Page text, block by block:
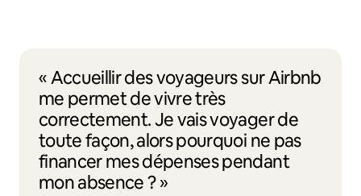
« Accueillir des voyageurs sur Airbnb
me permet de vivre très
correctement. Je vais voyager de
toute façon, alors pourquoi ne pas
financer mes dépenses pendant
mon absence ? »